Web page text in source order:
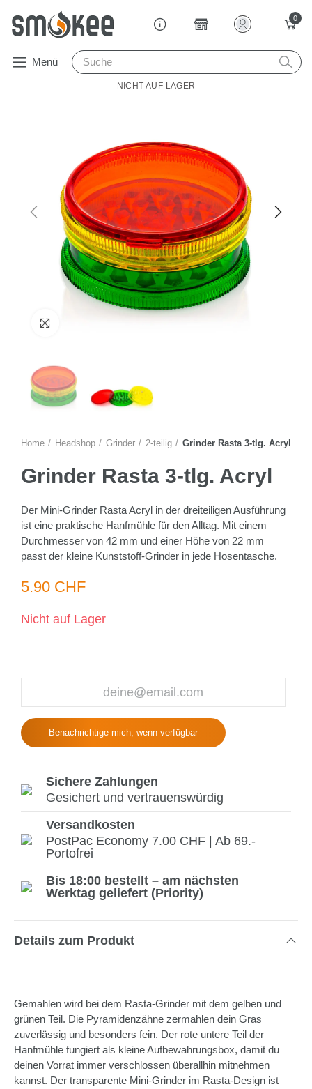
0
Menü
NICHT AUF LAGER
Home Headshop Grinder 2-teilig Grinder Rasta 3-tlg. Acryl
Grinder Rasta 3-tlg. Acryl
Der Mini-Grinder Rasta Acryl in der dreiteiligen Ausführung
ist eine praktische Hanfmühle für den Alltag. Mit einem
Durchmesser von 42 mm und einer Höhe von 22 mm
passt der kleine Kunststoff-Grinder in jede Hosentasche.
5.90 CHF
Nicht auf Lager
Benachrichtige mich, wenn verfügbar
Sichere Zahlungen
Gesichert und vertrauenswürdig
Versandkosten
PostPac Economy 7.00 CHF | Ab 69.-
Portofrei
Bis 18:00 bestellt – am nächsten
Werktag geliefert (Priority)
Details zum Produkt
Gemahlen wird bei dem Rasta-Grinder mit dem gelben und
grünen Teil. Die Pyramidenzähne zermahlen dein Gras
zuverlässig und besonders fein. Der rote untere Teil der
Hanfmühle fungiert als kleine Aufbewahrungsbox, damit du
deinen Vorrat immer verschlossen überallhin mitnehmen
kannst. Der transparente Mini-Grinder im Rasta-Design ist